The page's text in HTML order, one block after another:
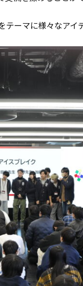
ーマに様々なアイ